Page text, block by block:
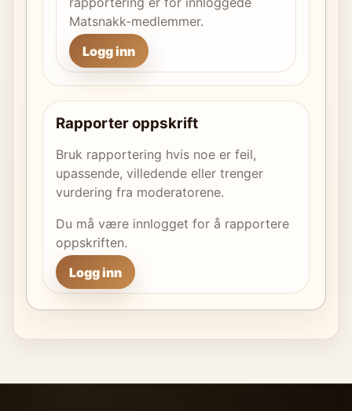
Matsnakk-medlemmer.
Logg inn
Rapporter oppskrift
Bruk rapportering hvis noe er feil,
upassende, villedende eller trenger
vurdering fra moderatorene.
Du må være innlogget for å rapportere
oppskriften.
Logg inn